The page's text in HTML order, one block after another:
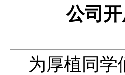
公司
为厚植同学